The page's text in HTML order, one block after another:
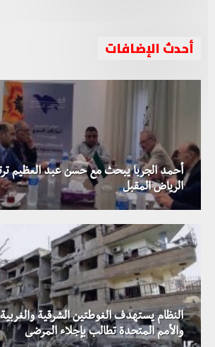
أحدث الإضافات
أحمد الجربا يبحث مع حسن عبد العظيم
الرياض المقبل
النظام يستهدف الغوطتين الشرقية
والأمم المتحدة تطالب بإجلاء المرضى